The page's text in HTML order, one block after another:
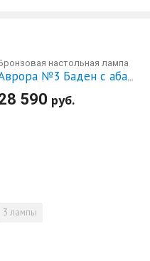
настольная лампа
№3 Баден с абажуром
590 руб.
3 лампы